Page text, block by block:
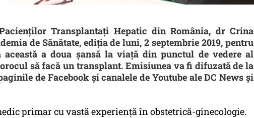
Transplantați Hepatic din România, dr Crina
de Sănătate, ediția de luni, 2 septembrie 2019, pentru
această a doua șansă la viață din punctul de vedere al
să facă un transplant. Emisiunea va fi difuzată de la
de Facebook și canalele de Youtube ale DC News și
primar cu vastă experiență în obstetrică-ginecologie.